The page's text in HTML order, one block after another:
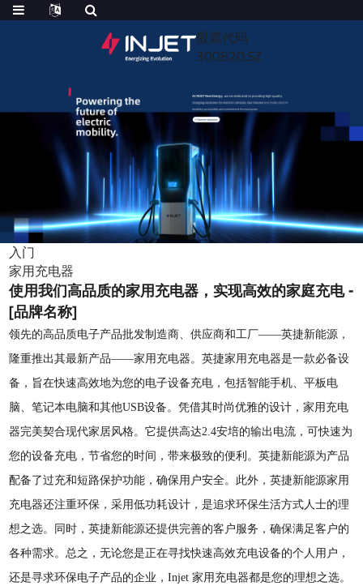
股票代码
300820.SZ
入门
家用充电器
使用我们高品质的家用充电器，实现高效的家庭充电 -
[品牌名称]
领先的高品质电子产品批发制造商、供应商和工厂——英捷新能源，
隆重推出其最新产品——家用充电器。英捷家用充电器是一款必备设
备，旨在快速高效地为您的电子设备充电，包括智能手机、平板电
脑、笔记本电脑和其他USB设备。凭借其时尚优雅的设计，家用充电
器完美契合现代家居风格。它提供高达2.4安培的输出电流，可快速为
您的设备充电，节省您的时间，带来极致的便利。英捷新能源为产品
配备了过充和短路保护功能，确保用户安全。此外，英捷新能源家用
充电器还注重环保，采用低功耗设计，是追求环保生活方式人士的理
想之选。同时，英捷新能源还提供完善的客户服务，确保满足客户的
各种需求。总之，无论您是正在寻找快速高效充电设备的个人用户，
还是寻求环保电子产品的企业，Injet 家用充电器都是您的理想之选。